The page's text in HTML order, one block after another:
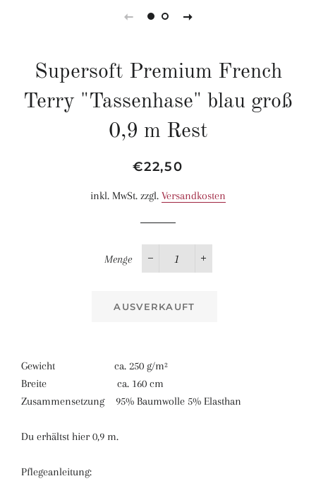
Supersoft Premium French
Terry "Tassenhase" blau groß
0,9 m Rest
Normaler
Sonderpreis
€22,50
inkl. MwSt. zzgl. Versandkosten
Menge
−
+
AUSVERKAUFT
Gewicht ca. 250 g/m²
Breite ca. 160 cm
Zusammensetzung 95% Baumwolle 5% Elasthan
Du erhältst hier 0,9 m.
Pflegeanleitung: